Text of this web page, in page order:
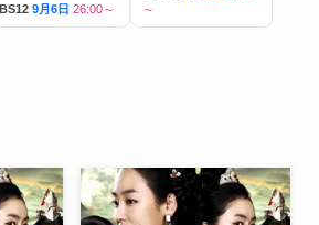
BS12 9月6日 26:00～
～